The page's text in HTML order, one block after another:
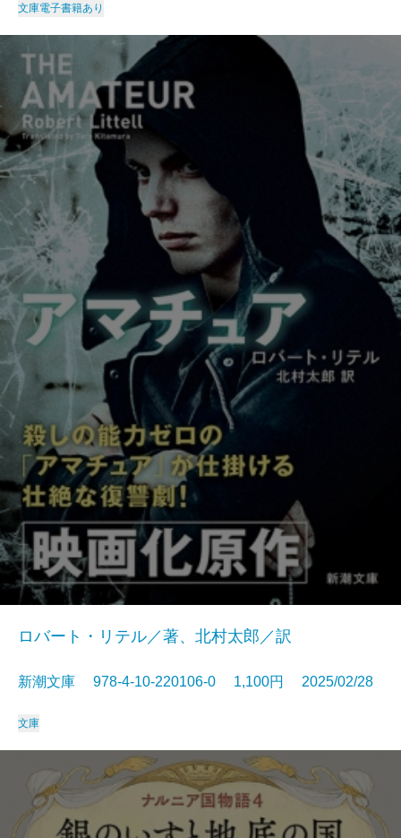
文庫電子書籍あり
ロバート・リテル／著、北村太郎／訳
新潮文庫 978-4-10-220106-0 1,100円 2025/02/28
文庫